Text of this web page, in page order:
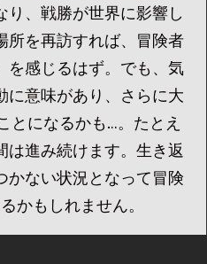
り、戦勝が世界に影響し
所を再訪すれば、冒険者
感じるはず。でも、気
意味があり、さらに大
とになるかも…。たとえ
進み続けます。生き返
ない状況となって冒険
かもしれません。